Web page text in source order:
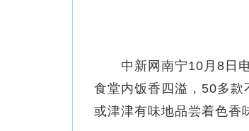
中新网南宁10月8日电
食堂内饭香四溢，50多款
或津津有味地品尝着色香